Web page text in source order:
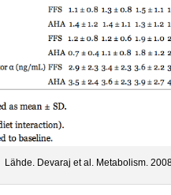
Lähde. Devaraj et al. Metabolism.